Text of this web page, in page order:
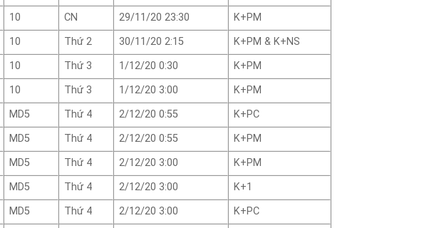
10 CN 29/11/20 23:30
K+PM
10 Thứ 2 30/11/20 2:15
K+PM & K+NS
10 Thứ 3 1/12/20 0:30
K+PM
10 Thứ 3 1/12/20 3:00
K+PM
MD5 Thứ 4 2/12/20 0:55
K+PC
MD5 Thứ 4 2/12/20 0:55
K+PM
MD5 Thứ 4 2/12/20 3:00
K+PM
MD5 Thứ 4 2/12/20 3:00
K+1
MD5 Thứ 4 2/12/20 3:00
K+PC